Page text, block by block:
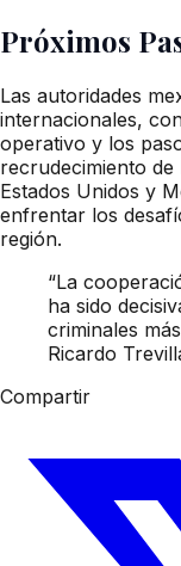
Próximos
Las autoridades
internacionales,
operativo y los
recrudecimiento
Estados Unidos y
enfrentar los
región.
“La
ha sido
criminales
Ricardo
Compartir